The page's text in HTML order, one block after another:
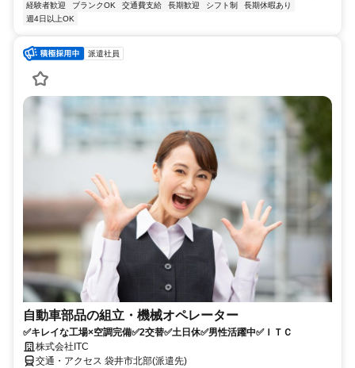
経験者歓迎
ブランクOK 交通費支給 長期歓迎 シフト制
長期休暇あり
週4日以上OK
派遣社員
自動車部品の組立・機械オペレーター
✅キレイな工場×空調完備✅2交替✅土日休✅男性活躍中✅ＩＴＣ
株式会社ITC
交通・アクセス 袋井市北部(派遣先)